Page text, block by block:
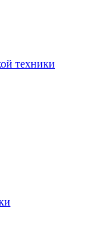
техники